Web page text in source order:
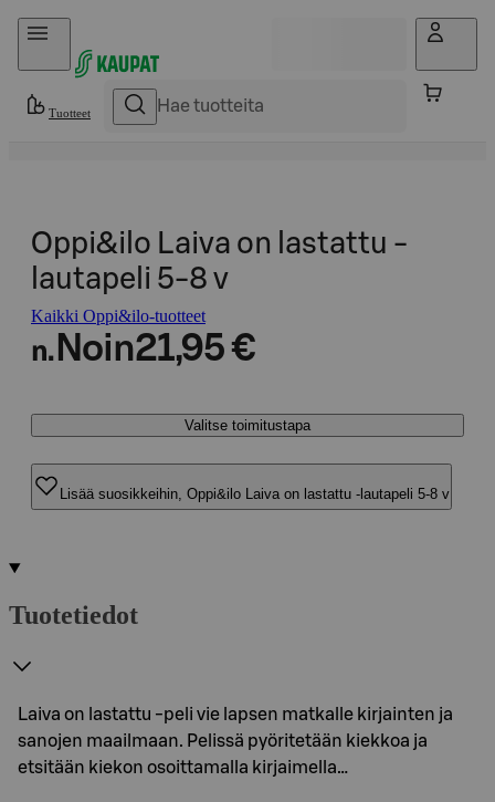
Hyppää sisältöön
Tuotteet
Oppi&ilo Laiva on lastattu -
lautapeli 5-8 v
Kaikki Oppi&ilo-tuotteet
n. Noin21,95 €
Valitse toimitustapa
Lisää suosikkeihin, Oppi&ilo Laiva on lastattu -lautapeli 5-8 v
Tuotetiedot
Laiva on lastattu -peli vie lapsen matkalle kirjainten ja
sanojen maailmaan. Pelissä pyöritetään kiekkoa ja
etsitään kiekon osoittamalla kirjaimella…